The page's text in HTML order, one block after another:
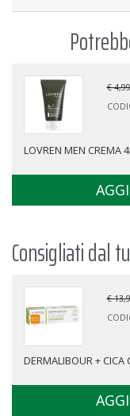
€ 4,99
LOVREN MEN CREMA
Consigliati dal
€
DERMALIBOUR + CICA